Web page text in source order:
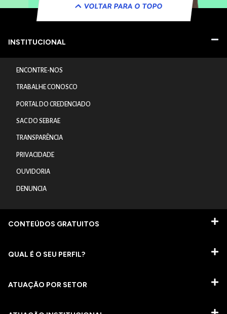
VOLTAR PARA O TOPO
INSTITUCIONAL
ENCONTRE-NOS
TRABALHE CONOSCO
PORTAL DO CREDENCIADO
SAC DO SEBRAE
TRANSPARÊNCIA
PRIVACIDADE
OUVIDORIA
DENUNCIA
CONTEÚDOS GRATUITOS
QUAL É O SEU PERFIL?
ATUAÇÃO POR SETOR